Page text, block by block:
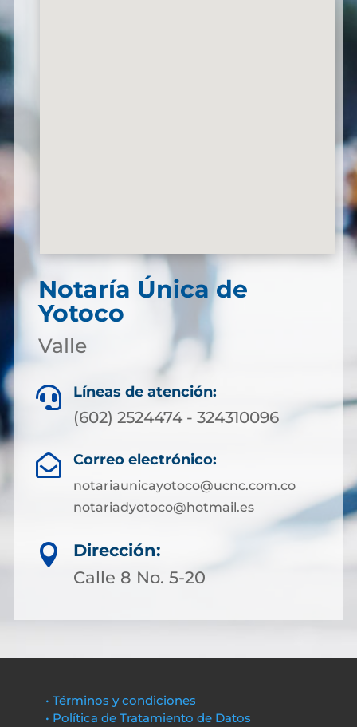
Notaría Única de
Yotoco
Valle
 Líneas de atención:
(602) 2524474 - 324310096
 Correo electrónico:
notariaunicayotoco@ucnc.com.co
notariadyotoco@hotmail.es

Dirección:
Calle 8 No. 5-20
• Términos y condiciones
• Política de Tratamiento de Datos